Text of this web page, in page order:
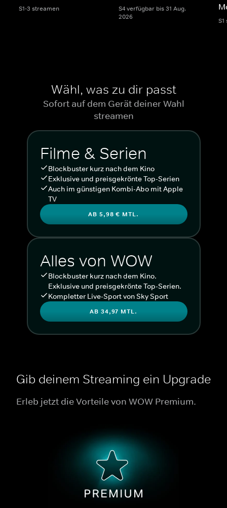
S1-3 streamen
S4 verfügbar bis 31 Aug.
2026
Wähl, was zu dir passt
Sofort auf dem Gerät deiner Wahl
streamen
Filme & Serien
Blockbuster kurz nach dem Kino
Exklusive und preisgekrönte Top-Serien
Auch im günstigen Kombi-Abo mit Apple
TV
AB 5,98 € MTL.
Alles von WOW
Blockbuster kurz nach dem Kino.
Exklusive und preisgekrönte Top-Serien.
Kompletter Live-Sport von Sky Sport
AB 34,97 MTL.
Gib deinem Streaming ein Upgrade
Erleb jetzt die Vorteile von WOW Premium.